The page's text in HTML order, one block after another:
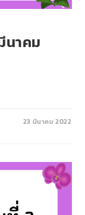
นาคม
23 มีนาคม 2022